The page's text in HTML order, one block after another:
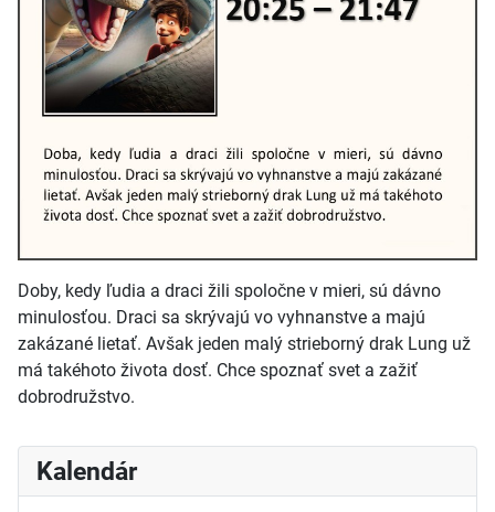
Doby, kedy ľudia a draci žili spoločne v mieri, sú dávno
minulosťou. Draci sa skrývajú vo vyhnanstve a majú
zakázané lietať. Avšak jeden malý strieborný drak Lung už
má takéhoto života dosť. Chce spoznať svet a zažiť
dobrodružstvo.
Kalendár